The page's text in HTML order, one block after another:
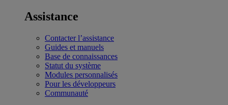
Assistance
Contacter l’assistance
Guides et manuels
Base de connaissances
Statut du système
Modules personnalisés
Pour les développeurs
Communauté